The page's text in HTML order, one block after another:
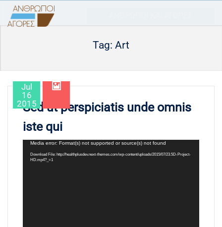
Tag: Art
Jul
16
2015
Sed ut perspiciatis unde omnis
iste qui
Video
Player
Media error: Format(s) not supported or source(s) not found
Download File: http://healthplusdev.next-themes.com/wp-content/uploads/2015/07/23.5D-Project-
HD.mp4?_=1